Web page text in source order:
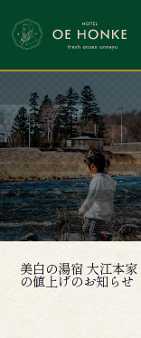
美白の湯宿 大江本家
の値上げのお知らせ